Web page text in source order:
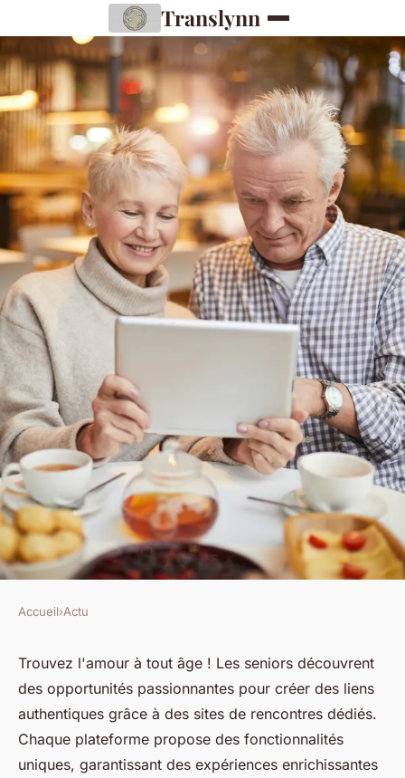
Translynn
Trouvez l'amour : les
meilleurs sites de rencontres
pour seniors
Ibrahim•10 décembre 2024• 3 min de lecture
Accueil›Actu
Trouvez l'amour à tout âge ! Les seniors découvrent
des opportunités passionnantes pour créer des liens
authentiques grâce à des sites de rencontres dédiés.
Chaque plateforme propose des fonctionnalités
uniques, garantissant des expériences enrichissantes